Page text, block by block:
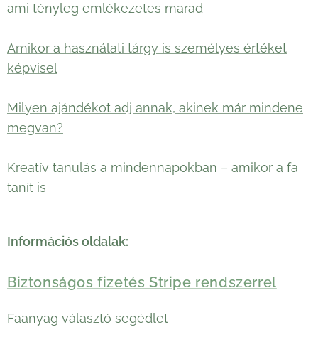
ami tényleg emlékezetes marad
Amikor a használati tárgy is személyes értéket
képvisel
Milyen ajándékot adj annak, akinek már mindene
megvan?
Kreatív tanulás a mindennapokban – amikor a fa
tanít is
Információs oldalak:
Biztonságos fizetés Stripe rendszerrel
Faanyag választó segédlet